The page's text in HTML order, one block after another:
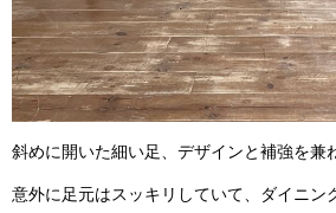
斜めに開いた細い足、デザインと補強を兼
意外に足元はスッキリしていて、ダイニン